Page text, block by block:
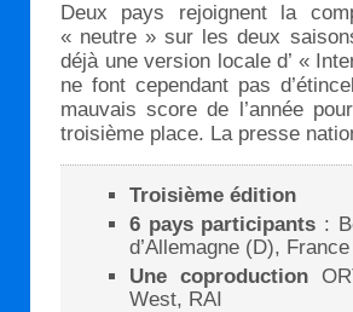
Deux pays rejoignent la
« neutre » sur les deux
déjà une version locale d’ «
ne font cependant pas
mauvais score de l’année
troisième place. La presse
Troisième édition
6 pays participants :
d’Allemagne (D),
Une coproduction
West, RAI